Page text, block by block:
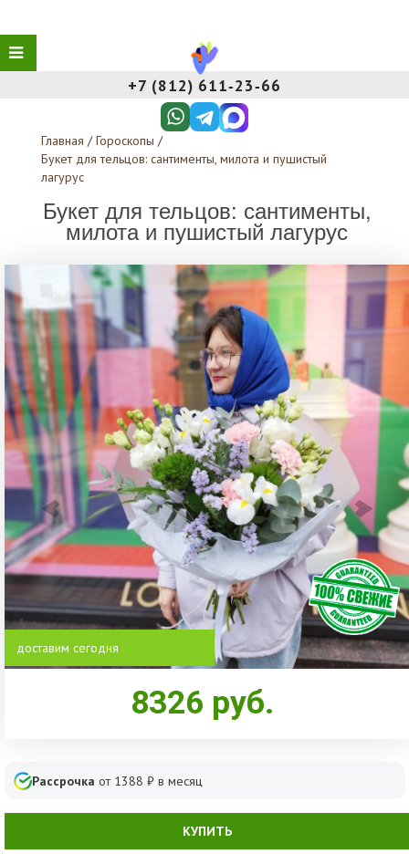
+7 (812) 611‑23‑66
Главная / Гороскопы /
Букет для тельцов: сантименты, милота и пушистый
лагурус
Букет для тельцов: сантименты,
милота и пушистый лагурус
доставим сегодня
8326 руб.
Рассрочка от 1388 ₽ в месяц
КУПИТЬ